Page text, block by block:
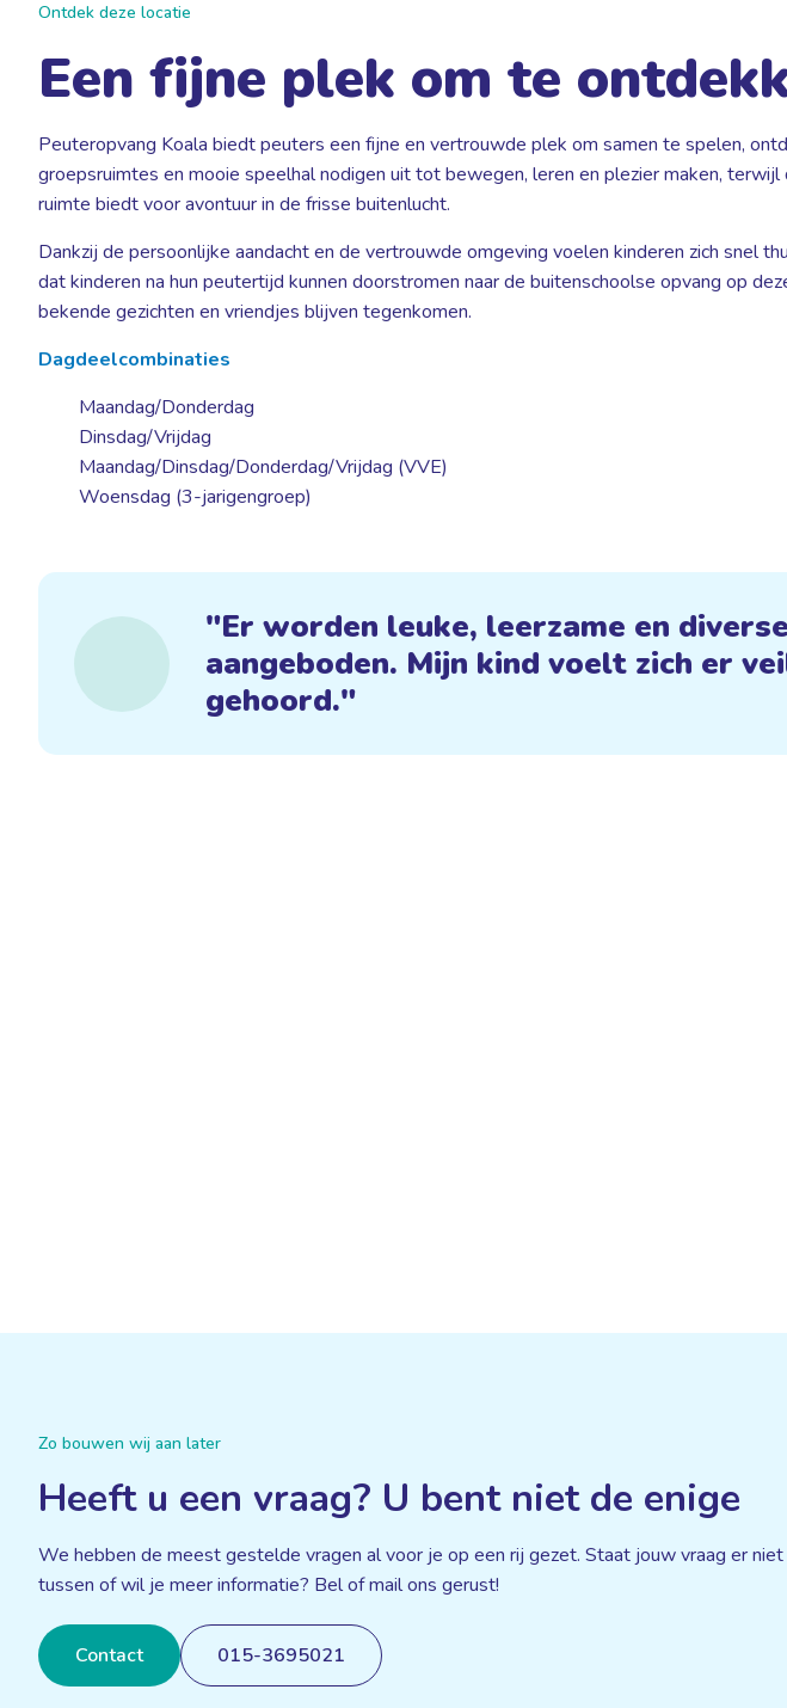
Ontdek deze locatie
Een fijne plek om te
Peuteropvang Koala biedt peuters een fijne en vertrouwde plek om samen te spelen,
groepsruimtes en mooie speelhal nodigen uit tot bewegen, leren en plezier maken,
ruimte biedt voor avontuur in de frisse buitenlucht.
Dankzij de persoonlijke aandacht en de vertrouwde omgeving voelen kinderen zich snel
dat kinderen na hun peutertijd kunnen doorstromen naar de buitenschoolse opvang op
bekende gezichten en vriendjes blijven tegenkomen.
Dagdeelcombinaties
Maandag/Donderdag
Dinsdag/Vrijdag
Maandag/Dinsdag/Donderdag/Vrijdag (VVE)
Woensdag (3-jarigengroep)
Er worden leuke, leerzame en
aangeboden. Mijn kind voelt zich er
gehoord.
Zo bouwen wij aan later
Heeft u een vraag? U bent niet de enige
We hebben de meest gestelde vragen al voor je op een rij gezet. Staat jouw vraag er niet
tussen of wil je meer informatie? Bel of mail ons gerust!
Contact 015-3695021